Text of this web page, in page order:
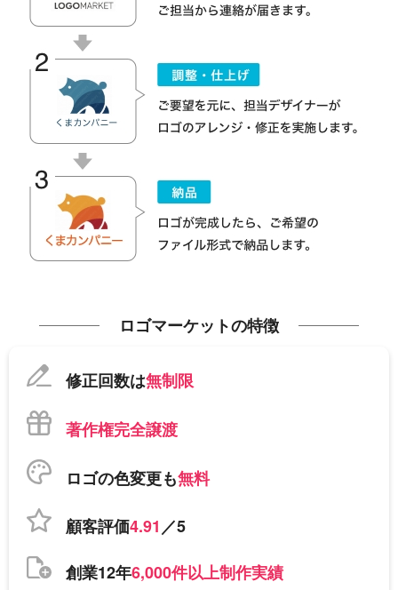
ロゴマーケットの特徴
修正回数は無制限
著作権完全譲渡
ロゴの色変更も無料
顧客評価4.91／5
創業12年6,000件以上制作実績